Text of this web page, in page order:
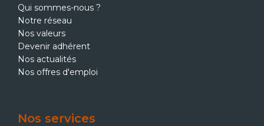
Qui sommes-nous ?
Notre réseau
Nos valeurs
Devenir adhérent
Nos actualités
Nos offres d'emploi
Nos services